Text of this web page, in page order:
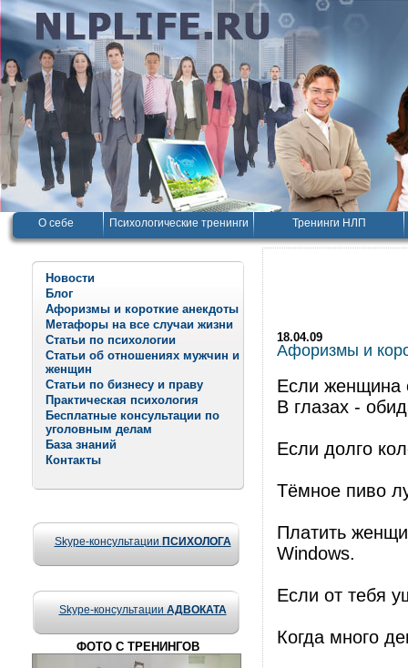
О себе Психологические тренинги Тренинги НЛП
Новости
Блог
Афоризмы и короткие анекдоты
Метафоры на все случаи жизни
Статьи по психологии
Статьи об отношениях мужчин и
женщин
Статьи по бизнесу и праву
Практическая психология
Бесплатные консультации по
уголовным делам
База знаний
Контакты
Skype-консультации ПСИХОЛОГА
Skype-консультации АДВОКАТА
ФОТО С ТРЕНИНГОВ
18.04.09
Афоризмы и
Если женщина
В глазах -
Если долго
Тёмное пиво
Платить
Windows.
Если от тебя
Когда много